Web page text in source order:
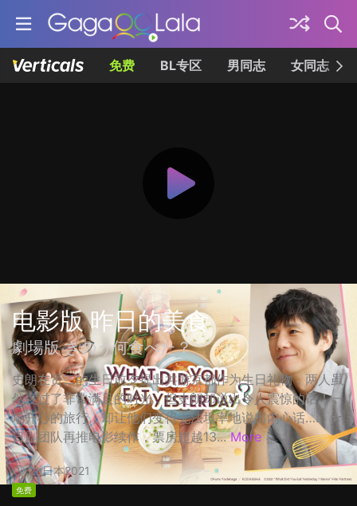
免费 BL专区 男同志 女同志
电影版 昨日的美食
劇場版 きのう何食べた？
史朗在贤二的生日前夕提出共游京都作为生日礼物，两人虽
然度过了非常满足的时光，但史朗却说出令人震惊的话！一
场开心的旅行，却让他们变得无法坦率地说出内心话…… ☆
日剧团队再推电影续作，票房超越13... More
2h日本2021
免费